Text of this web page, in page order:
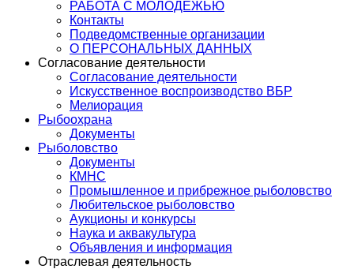
РАБОТА С МОЛОДЕЖЬЮ
Контакты
Подведомственные организации
О ПЕРСОНАЛЬНЫХ ДАННЫХ
Согласование деятельности
Согласование деятельности
Искусственное воспроизводство ВБР
Мелиорация
Рыбоохрана
Документы
Рыболовство
Документы
КМНС
Промышленное и прибрежное рыболовство
Любительское рыболовство
Аукционы и конкурсы
Наука и аквакультура
Объявления и информация
Отраслевая деятельность